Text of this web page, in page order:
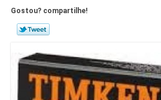
Gostou? compartilhe!